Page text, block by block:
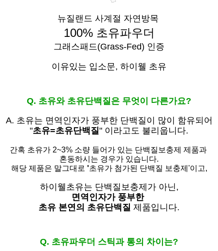
뉴질랜드 사계절 자연방목
100% 초유파우더
그래스패드(Grass-Fed) 인증
이유있는 입소문, 하이웰 초유
Q. 초유와 초유단백질은 무엇이 다른가요?
A. 초유는 면역인자가 풍부한 단백질이 많이 함유되어
"초유=초유단백질" 이라고도 불리웁니다.
간혹 초유가 2~3% 소량 들어가 있는 단백질보충제 제품과
혼동하시는 경우가 있습니다.
해당 제품은 말그대로 '초유가 첨가된 단백질 보충제'이고,
하이웰초유는 단백질보충제가 아닌,
면역인자가 풍부한
초유 본연의 초유단백질 제품입니다.
Q. 초유파우더 스틱과 통의 차이는?